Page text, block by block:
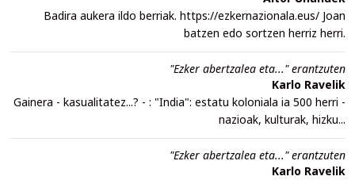
Badira aukera ildo berriak. https://ezkernazionala.eus/ Joan
batzen edo sortzen herriz herri.
"Ezker abertzalea eta..." erantzuten
Karlo Ravelik
Gainera - kasualitatez...? - : "India": estatu koloniala ia 500 herri -
nazioak, kulturak, hizku...
"Ezker abertzalea eta..." erantzuten
Karlo Ravelik